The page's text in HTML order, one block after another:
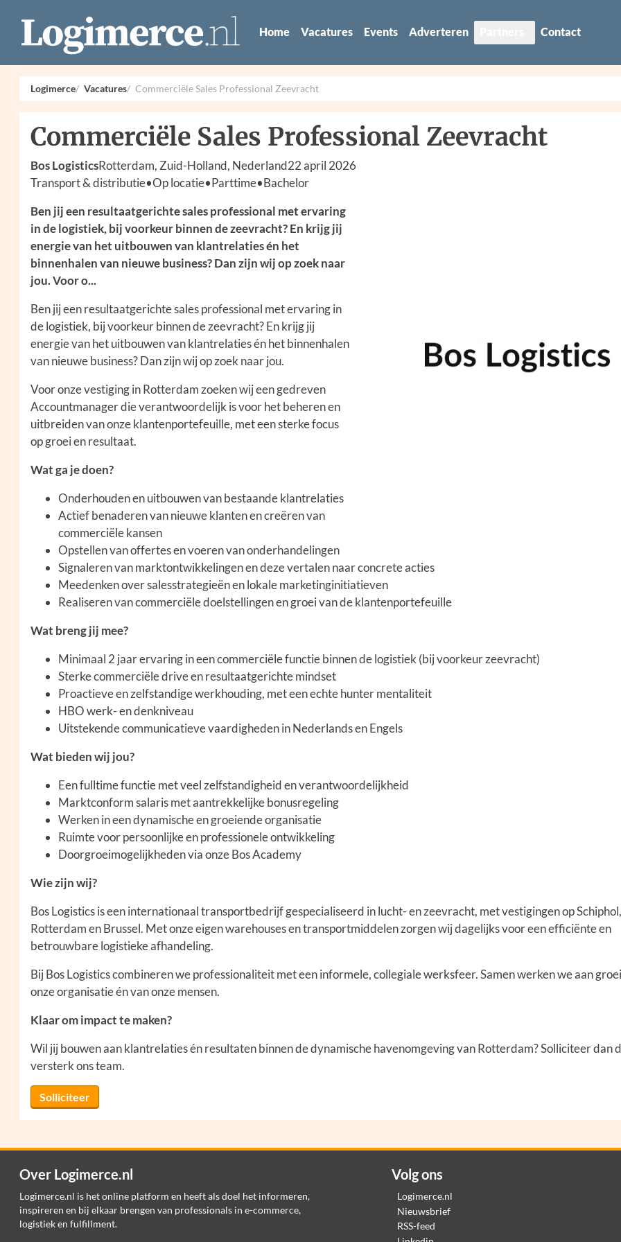
Home Vacatures Events Adverteren Contact
Logimerce Vacatures Commerciële Sales Professional Zeevracht
Commerciële Sales Professional Zeevracht
Bos LogisticsRotterdam, Zuid-Holland, Nederland22 april 2026
Transport & distributie•Op locatie•Parttime•Bachelor
Ben jij een resultaatgerichte sales professional met ervaring
in de logistiek, bij voorkeur binnen de zeevracht? En krijg jij
energie van het uitbouwen van klantrelaties én het
binnenhalen van nieuwe business? Dan zijn wij op zoek naar
jou. Voor o...
Ben jij een resultaatgerichte sales professional met ervaring in
de logistiek, bij voorkeur binnen de zeevracht? En krijg jij
energie van het uitbouwen van klantrelaties én het binnenhalen
van nieuwe business? Dan zijn wij op zoek naar jou.
Voor onze vestiging in Rotterdam zoeken wij een gedreven
Accountmanager die verantwoordelijk is voor het beheren en
uitbreiden van onze klantenportefeuille, met een sterke focus
op groei en resultaat.
Wat ga je doen?
Onderhouden en uitbouwen van bestaande klantrelaties
Actief benaderen van nieuwe klanten en creëren van
commerciële kansen
Opstellen van offertes en voeren van onderhandelingen
Signaleren van marktontwikkelingen en deze vertalen naar concrete acties
Meedenken over salesstrategieën en lokale marketinginitiatieven
Realiseren van commerciële doelstellingen en groei van de klantenportefeuille
Wat breng jij mee?
Minimaal 2 jaar ervaring in een commerciële functie binnen de logistiek (bij voorkeur zeevracht)
Sterke commerciële drive en resultaatgerichte mindset
Proactieve en zelfstandige werkhouding, met een echte hunter mentaliteit
HBO werk- en denkniveau
Uitstekende communicatieve vaardigheden in Nederlands en Engels
Wat bieden wij jou?
Een fulltime functie met veel zelfstandigheid en verantwoordelijkheid
Marktconform salaris met aantrekkelijke bonusregeling
Werken in een dynamische en groeiende organisatie
Ruimte voor persoonlijke en professionele ontwikkeling
Doorgroeimogelijkheden via onze Bos Academy
Wie zijn wij?
Bos Logistics is een internationaal transportbedrijf gespecialiseerd in lucht- en zeevracht, met vestigingen op Schiphol,
Rotterdam en Brussel. Met onze eigen warehouses en transportmiddelen zorgen wij dagelijks voor een efficiënte en
betrouwbare logistieke afhandeling.
Bij Bos Logistics combineren we professionaliteit met een informele, collegiale werksfeer. Samen werken we aan
onze organisatie én van onze mensen.
Klaar om impact te maken?
Wil jij bouwen aan klantrelaties én resultaten binnen de dynamische havenomgeving van Rotterdam? Solliciteer dan
versterk ons team.
Solliciteer
Over Logimerce.nl
Logimerce.nl is het online platform en heeft als doel het informeren,
inspireren en bij elkaar brengen van professionals in e-commerce,
logistiek en fulfillment.
Volg ons
Logimerce.nl
Nieuwsbrief
RSS-feed